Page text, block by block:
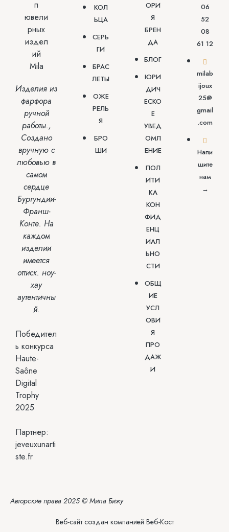
Изделия из
фарфора
ручной
работы.,
Создано
вручную с
любовью в
самом
сердце
Бургундии-
Франш-
Конте. На
каждом
изделии
имеется
оттиск. ноу-
хау
аутентичны
й.
Победител
ь конкурса
Haute-
Saône
Digital
Trophy
2025
Партнер:
jeveuxunarti
ste.fr
КОЛ
ЬЦА
СЕРЬ
ГИ
БРАС
ЛЕТЫ
ОЖЕ
РЕЛЬ
Я
БРО
ШИ
ОРИ
Я
БРЕН
ДА
БЛОГ
ЮРИ
ДИЧ
ЕСКО
Е
УВЕД
ОМЛ
ЕНИЕ
ПОЛ
ИТИ
КА
КОН
ФИД
ЕНЦ
ИАЛ
ЬНО
СТИ
ОБЩ
ИЕ
УСЛ
ОВИ
Я
ПРО
ДАЖ
И
06
52
08
61 12
milab
ijoux
25@
gmail
.com
Напи
шите
нам
→
Авторские права 2025 © Мила Бижу
Веб-сайт создан компанией Веб-Кост